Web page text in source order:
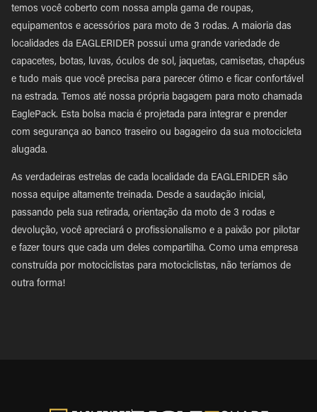
temos você coberto com nossa ampla gama de roupas,
equipamentos e acessórios para moto de 3 rodas. A maioria das
localidades da EAGLERIDER possui uma grande variedade de
capacetes, botas, luvas, óculos de sol, jaquetas, camisetas, chapéus
e tudo mais que você precisa para parecer ótimo e ficar confortável
na estrada. Temos até nossa própria bagagem para moto chamada
EaglePack. Esta bolsa macia é projetada para integrar e prender
com segurança ao banco traseiro ou bagageiro da sua motocicleta
alugada.
As verdadeiras estrelas de cada localidade da EAGLERIDER são
nossa equipe altamente treinada. Desde a saudação inicial,
passando pela sua retirada, orientação da moto de 3 rodas e
devolução, você apreciará o profissionalismo e a paixão por pilotar
e fazer tours que cada um deles compartilha. Como uma empresa
construída por motociclistas para motociclistas, não teríamos de
outra forma!